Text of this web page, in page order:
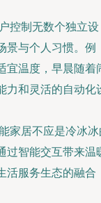
控制无数个独立设
景与个人习惯。例
宜温度，早晨随着
力和灵活的自动化
家居不应是冷冰冰
过智能交互带来温
活服务生态的融合